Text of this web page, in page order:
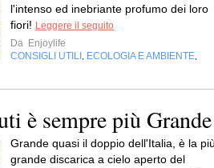
l'intenso ed inebriante profumo dei loro
fiori! Leggere il seguito
Da Enjoylife
CONSIGLI UTILI
ECOLOGIA E AMBIENTE
è sempre più Grande
Grande quasi il doppio dell'Italia, è la
grande discarica a cielo aperto del